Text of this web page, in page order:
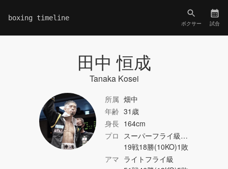
boxing timeline
ボクサー 試合
田中 恒成
Tanaka Kosei
所属 畑中
年齢 31歳
身長 164cm
プロ スーパーフライ級…
19戦18勝(10KO)1敗
アマ ライトフライ級